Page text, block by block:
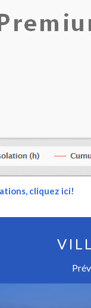
cliquez ici!